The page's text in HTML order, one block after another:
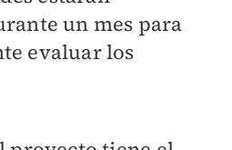
un mes para
evaluar los